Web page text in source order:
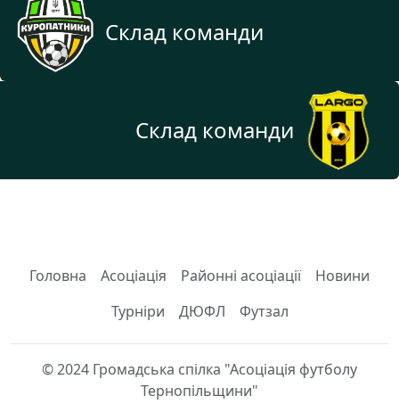
Склад команди
Склад команди
Головна Асоціація Районні асоціації
Новини
Турніри
ДЮФЛ Футзал
© 2024 Громадська спілка "Асоціація футболу
Тернопільщини"